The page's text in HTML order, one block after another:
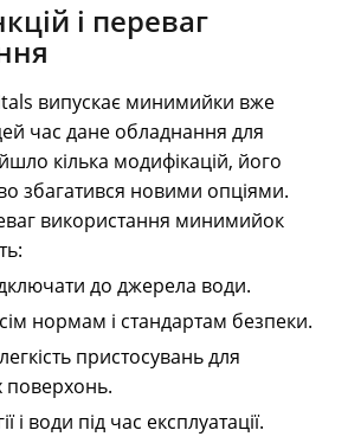
і переваг
випускає минимийки вже
час дане обладнання для
кілька модифікацій, його
збагатився новими опціями.
використання минимийок
до джерела води.
нормам і стандартам безпеки.
пристосувань для
поверхонь.
і води під час експлуатації.